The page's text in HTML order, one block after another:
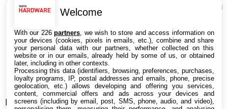
de pierre de limite du temple des Déchus situé au
recommandé pour les niveaux supérieurs à 70.
Les monstres octroient 200 % d’expérience en
plus, laissent tomber 15 % d’or en plus et
ignorent 40 % de vos résistances.
Le niveau de difficulté peut êtremodifié depuis l’écran
Welcome
With our 226partners , we wish to store and access information on
your devices (cookies, pixels in emails, etc.), combine and share
your personal data with our partners, whether collected on this
website or in our emails, already held by some of us, or obtained
later, including in other contexts.
Processing this data (identifiers, browsing, preferences, purchases,
loyalty programs, IP, postal addresses and emails, phone, precise
geolocation, etc.) allows developing and offering you services,
content, commercial offers and ads across your devices and
screens (including by email, post, SMS, phone, audio, and video),